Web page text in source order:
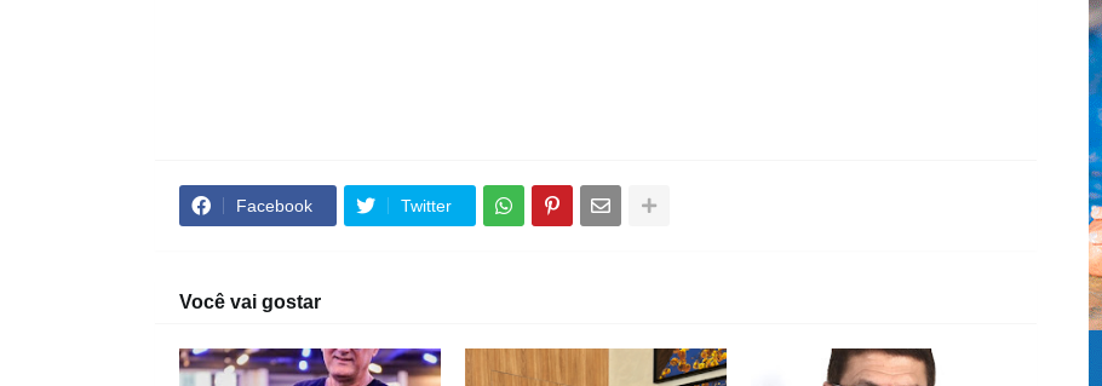
Facebook Twitter
Você vai gostar